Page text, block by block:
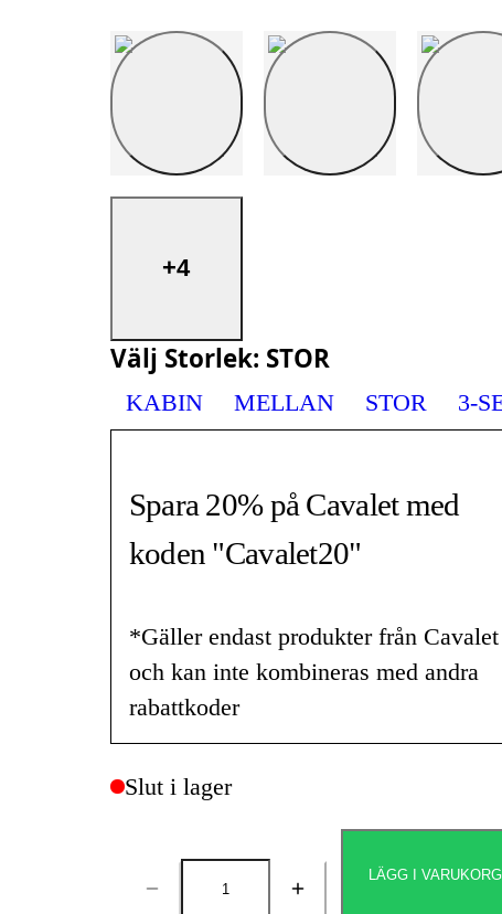
+4
Välj Storlek: STOR
KABIN MELLAN STOR 3-
Spara 20% på Cavalet med
koden "Cavalet20"
*Gäller endast produkter från Cavalet
och kan inte kombineras med andra
rabattkoder
Slut i lager
Antal
LÄGG I